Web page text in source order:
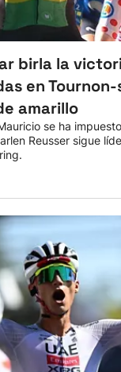
birla la
en
amarillo
se ha
Reusser sigue